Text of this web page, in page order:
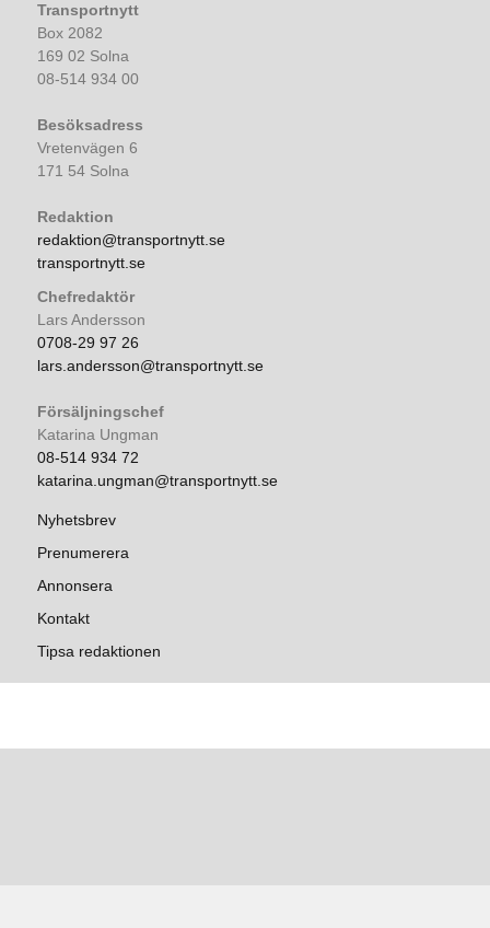
Transportnytt
Box 2082
169 02 Solna
08-514 934 00
Besöksadress
Vretenvägen 6
171 54 Solna
Redaktion
redaktion@transportnytt.se
transportnytt.se
Chefredaktör
Lars Andersson
0708-29 97 26
lars.andersson@transportnytt.se
Försäljningschef
Katarina Ungman
08-514 934 72
katarina.ungman@transportnytt.se
Nyhetsbrev
Prenumerera
Annonsera
Kontakt
Tipsa redaktionen